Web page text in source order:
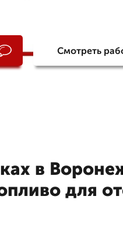
Смотреть
в
для